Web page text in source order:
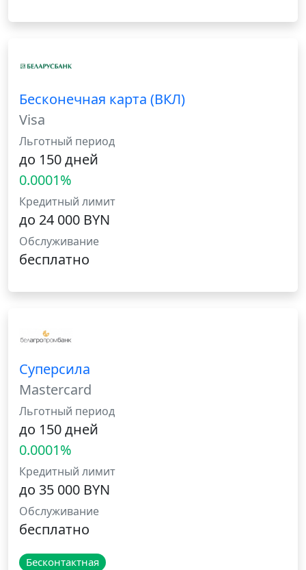
Бесконечная карта (ВКЛ)
Visa
Льготный период
до 150 дней
0.0001%
Кредитный лимит
до 24 000 BYN
Обслуживание
бесплатно
Суперсила
Mastercard
Льготный период
до 150 дней
0.0001%
Кредитный лимит
до 35 000 BYN
Обслуживание
бесплатно
Бесконтактная